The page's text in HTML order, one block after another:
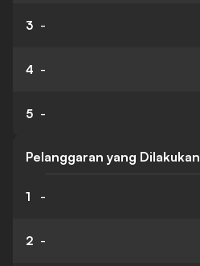
3 -
4 -
5 -
Pelanggaran yang Dilakukan
1 -
2 -